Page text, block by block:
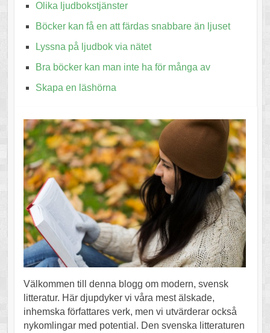
Olika ljudbokstjänster
Böcker kan få en att färdas snabbare än ljuset
Lyssna på ljudbok via nätet
Bra böcker kan man inte ha för många av
Skapa en läshörna
Välkommen till denna blogg om modern, svensk
litteratur. Här djupdyker vi våra mest älskade,
inhemska författares verk, men vi utvärderar också
nykomlingar med potential. Den svenska litteraturen